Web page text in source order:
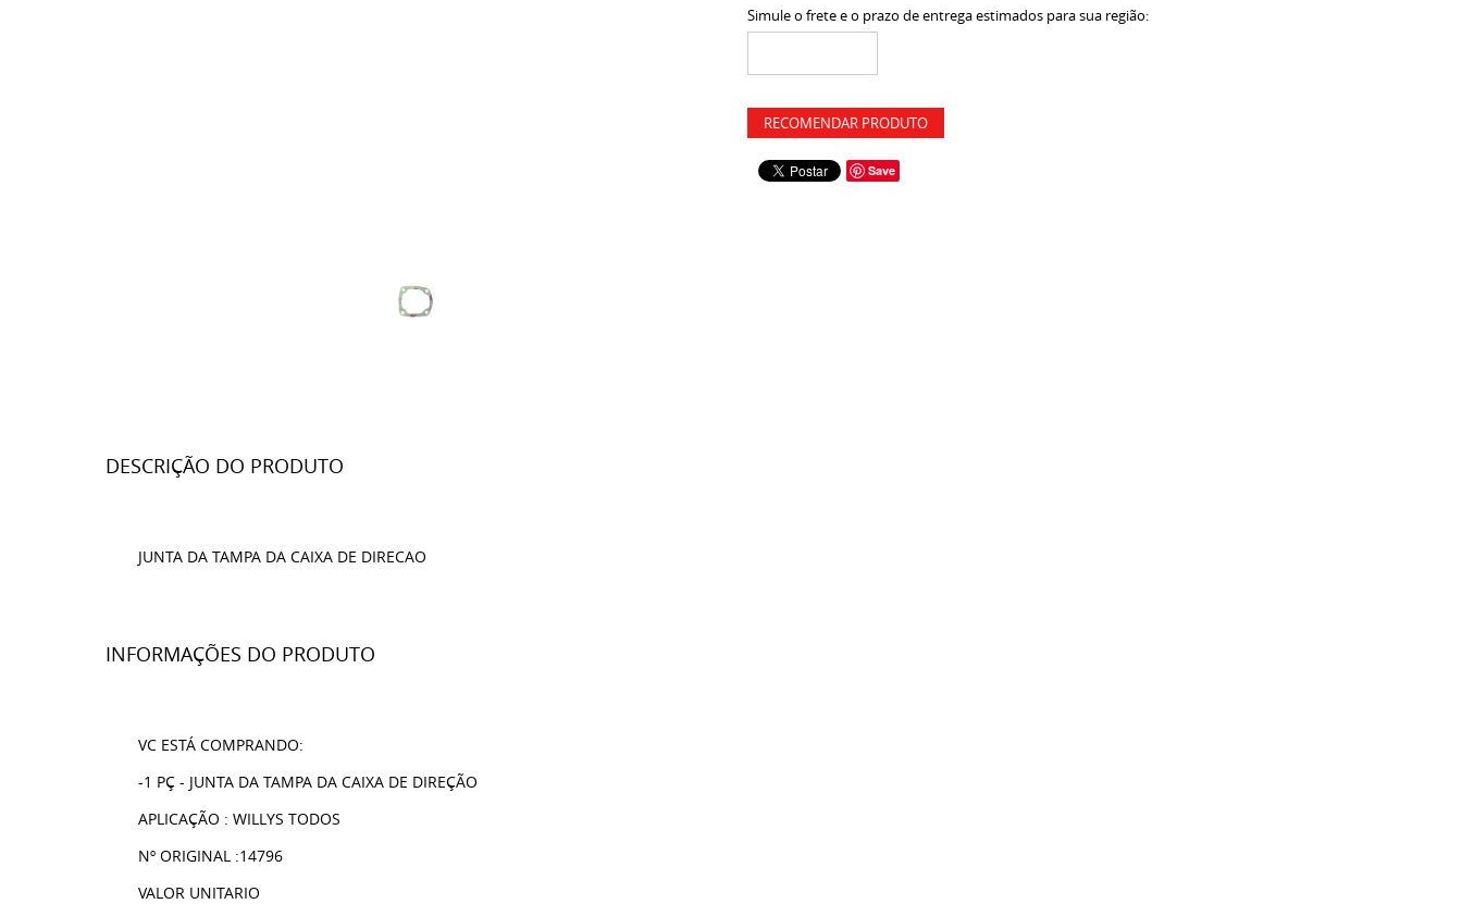
Simule o frete e o prazo de entrega estimados para sua região:
RECOMENDAR PRODUTO
Save
DESCRIÇÃO DO PRODUTO
JUNTA DA TAMPA DA CAIXA DE DIRECAO
INFORMAÇÕES DO PRODUTO
VC ESTÁ COMPRANDO:
-1 PÇ - JUNTA DA TAMPA DA CAIXA DE DIREÇÃO
APLICAÇÃO : WILLYS TODOS
Nº ORIGINAL :14796
VALOR UNITARIO